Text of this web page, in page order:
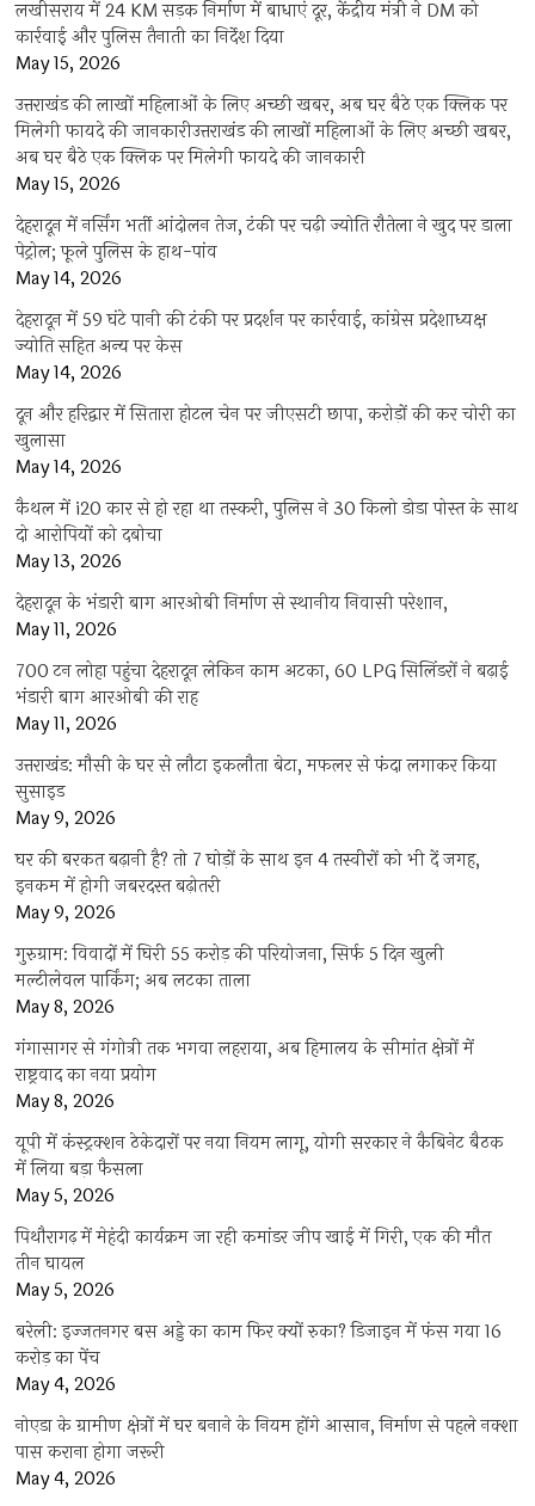
लखीसराय में 24 KM सड़क निर्माण में बाधाएं दूर, केंद्रीय मंत्री ने DM को
कार्रवाई और पुलिस तैनाती का निर्देश दिया
May 15, 2026
उत्तराखंड की लाखों महिलाओं के लिए अच्छी खबर, अब घर बैठे एक क्लिक पर
मिलेगी फायदे की जानकारीउत्तराखंड की लाखों महिलाओं के लिए अच्छी खबर,
अब घर बैठे एक क्लिक पर मिलेगी फायदे की जानकारी
May 15, 2026
देहरादून में नर्सिंग भर्ती आंदोलन तेज, टंकी पर चढ़ी ज्योति रौतेला ने खुद पर डाला
पेट्रोल; फूले पुलिस के हाथ-पांव
May 14, 2026
देहरादून में 59 घंटे पानी की टंकी पर प्रदर्शन पर कार्रवाई, कांग्रेस प्रदेशाध्यक्ष
ज्योति सहित अन्य पर केस
May 14, 2026
दून और हरिद्वार में सितारा होटल चेन पर जीएसटी छापा, करोड़ों की कर चोरी का
खुलासा
May 14, 2026
कैथल में i20 कार से हो रहा था तस्करी, पुलिस ने 30 किलो डोडा पोस्त के साथ
दो आरोपियों को दबोचा
May 13, 2026
देहरादून के भंडारी बाग आरओबी निर्माण से स्थानीय निवासी परेशान,
May 11, 2026
700 टन लोहा पहुंचा देहरादून लेकिन काम अटका, 60 LPG सिलिंडरों ने बढ़ाई
भंडारी बाग आरओबी की राह
May 11, 2026
उत्तराखंड: मौसी के घर से लौटा इकलौता बेटा, मफलर से फंदा लगाकर किया
सुसाइड
May 9, 2026
घर की बरकत बढ़ानी है? तो 7 घोड़ों के साथ इन 4 तस्वीरों को भी दें जगह,
इनकम में होगी जबरदस्त बढ़ोतरी
May 9, 2026
गुरुग्राम: विवादों में घिरी 55 करोड़ की परियोजना, सिर्फ 5 दिन खुली
मल्टीलेवल पार्किंग; अब लटका ताला
May 8, 2026
गंगासागर से गंगोत्री तक भगवा लहराया, अब हिमालय के सीमांत क्षेत्रों में
राष्ट्रवाद का नया प्रयोग
May 8, 2026
यूपी में कंस्ट्रक्शन ठेकेदारों पर नया नियम लागू, योगी सरकार ने कैबिनेट बैठक
में लिया बड़ा फैसला
May 5, 2026
पिथौरागढ़ में मेहंदी कार्यक्रम जा रही कमांडर जीप खाई में गिरी, एक की मौत
तीन घायल
May 5, 2026
बरेली: इज्जतनगर बस अड्डे का काम फिर क्यों रुका? डिजाइन में फंस गया 16
करोड़ का पेंच
May 4, 2026
नोएडा के ग्रामीण क्षेत्रों में घर बनाने के नियम होंगे आसान, निर्माण से पहले नक्शा
पास कराना होगा जरूरी
May 4, 2026